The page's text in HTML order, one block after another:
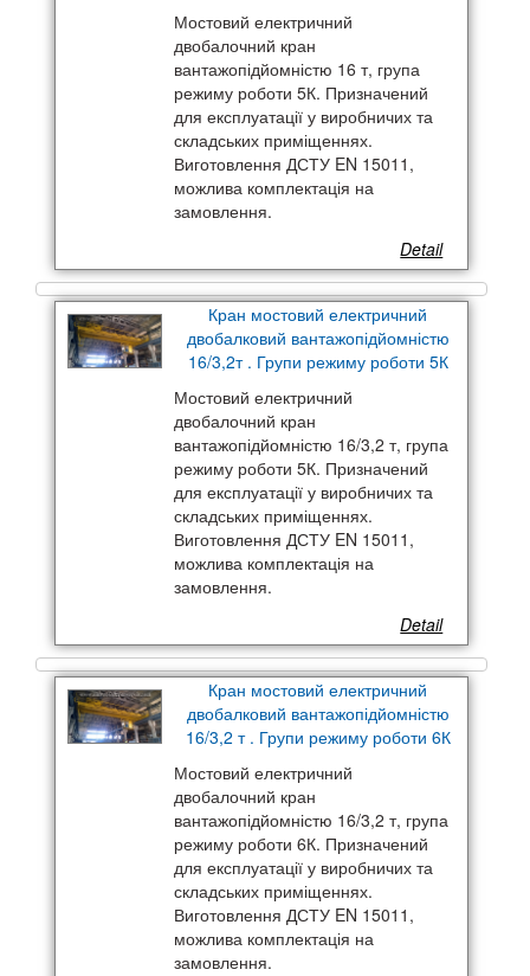
Мостовий електричний
двобалочний кран
вантажопідйомністю 16 т, група
режиму роботи 5К. Призначений
для експлуатації у виробничих та
складських приміщеннях.
Виготовлення ДСТУ EN 15011,
можлива комплектація на
замовлення.
Detail
Кран мостовий електричний
двобалковий вантажопідйомністю
16/3,2т . Групи режиму роботи 5К
Мостовий електричний
двобалочний кран
вантажопідйомністю 16/3,2 т, група
режиму роботи 5К. Призначений
для експлуатації у виробничих та
складських приміщеннях.
Виготовлення ДСТУ EN 15011,
можлива комплектація на
замовлення.
Detail
Кран мостовий електричний
двобалковий вантажопідйомністю
16/3,2 т . Групи режиму роботи 6К
Мостовий електричний
двобалочний кран
вантажопідйомністю 16/3,2 т, група
режиму роботи 6К. Призначений
для експлуатації у виробничих та
складських приміщеннях.
Виготовлення ДСТУ EN 15011,
можлива комплектація на
замовлення.